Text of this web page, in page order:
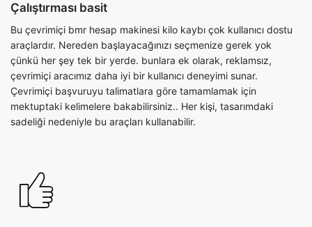
Çalıştırması basit
Bu çevrimiçi bmr hesap makinesi kilo kaybı çok kullanıcı dostu
araçlardır. Nereden başlayacağınızı seçmenize gerek yok
çünkü her şey tek bir yerde. bunlara ek olarak, reklamsız,
çevrimiçi aracımız daha iyi bir kullanıcı deneyimi sunar.
Çevrimiçi başvuruyu talimatlara göre tamamlamak için
mektuptaki kelimelere bakabilirsiniz.. Her kişi, tasarımdaki
sadeliği nedeniyle bu araçları kullanabilir.